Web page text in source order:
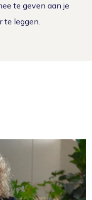
te geven aan je
te leggen.